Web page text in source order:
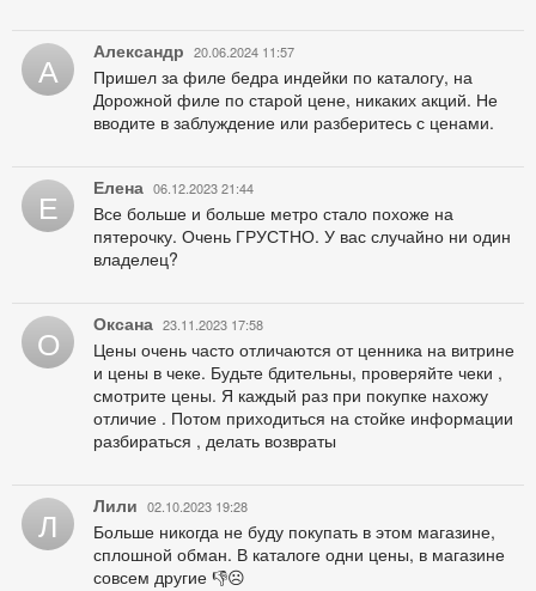
А Александр 20.06.2024 11:57
Пришел за филе бедра индейки по каталогу, на
Дорожной филе по старой цене, никаких акций. Не
вводите в заблуждение или разберитесь с ценами.
Е Елена 06.12.2023 21:44
Все больше и больше метро стало похоже на
пятерочку. Очень ГРУСТНО. У вас случайно ни один
владелец?
О Оксана 23.11.2023 17:58
Цены очень часто отличаются от ценника на витрине
и цены в чеке. Будьте бдительны, проверяйте чеки ,
смотрите цены. Я каждый раз при покупке нахожу
отличие . Потом приходиться на стойке информации
разбираться , делать возвраты
Л Лили 02.10.2023 19:28
Больше никогда не буду покупать в этом магазине,
сплошной обман. В каталоге одни цены, в магазине
совсем другие 👎☹️